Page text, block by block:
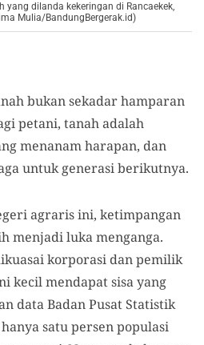
yang dilanda kekeringan di Rancaekek,
Mulia/BandungBergerak.id)
bukan sekadar hamparan
petani, tanah adalah
menanam harapan, dan
untuk generasi berikutnya.
agraris ini, ketimpangan
menjadi luka menganga.
korporasi dan pemilik
kecil mendapat sisa yang
data Badan Pusat Statistik
satu persen populasi